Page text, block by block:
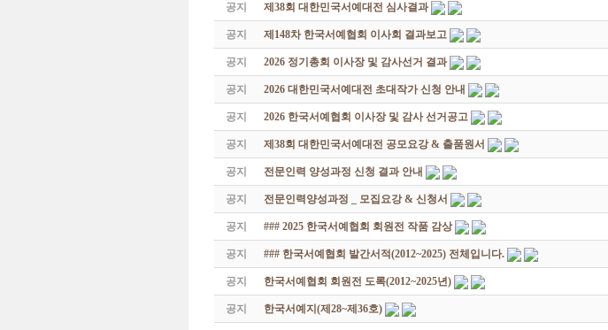
공지 제38회 대한민국서예대전 심사결과
공지 제148차 한국서예협회 이사회 결과보고
공지 2026 정기총회 이사장 및 감사선거 결과
공지 2026 대한민국서예대전 초대작가 신청 안내
공지 2026 한국서예협회 이사장 및 감사 선거공고
공지 제38회 대한민국서예대전 공모요강 & 출품원서
공지 전문인력 양성과정 신청 결과 안내
공지 전문인력양성과정 _ 모집요강 & 신청서
공지 ### 2025 한국서예협회 회원전 작품 감상
공지 ### 한국서예협회 발간서적(2012~2025) 전체입니다.
공지 한국서예협회 회원전 도록(2012~2025년)
공지 한국서예지(제28~제36호)